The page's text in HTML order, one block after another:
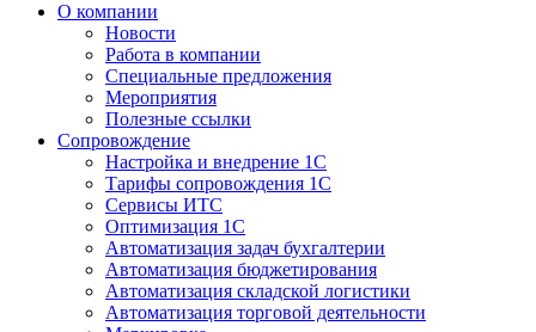
О компании
Новости
Работа в компании
Специальные предложения
Мероприятия
Полезные ссылки
Сопровождение
Настройка и внедрение 1С
Тарифы сопровождения 1С
Сервисы ИТС
Оптимизация 1С
Автоматизация задач бухгалтерии
Автоматизация бюджетирования
Автоматизация складской логистики
Автоматизация торговой деятельности